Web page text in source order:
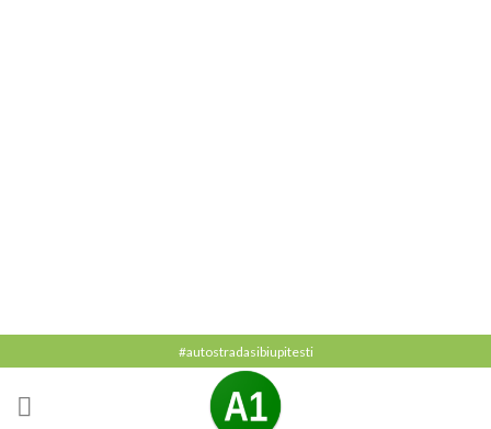
#autostradasibiupitesti